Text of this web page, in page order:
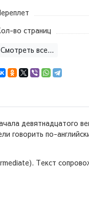
во страниц
Смотреть все...
девятнадцатого
говорить по-
Текст